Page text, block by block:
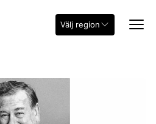
Välj region